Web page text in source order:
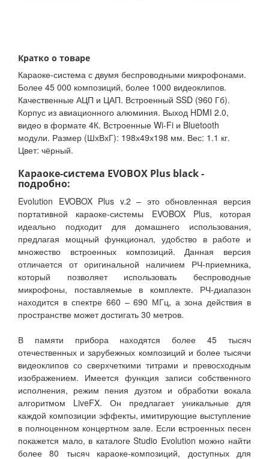
Кратко о товаре
Караоке-система с двумя беспроводными микрофонами.
Более 45 000 композиций, более 1000 видеоклипов.
Качественные АЦП и ЦАП. Встроенный SSD (960 Гб).
Корпус из авиационного алюминия. Выход HDMI 2.0,
видео в формате 4К. Встроенные Wi-Fi и Bluetooth
модули. Размер (ШхВхГ): 198х49х198 мм. Вес: 1.1 кг.
Цвет: чёрный.
Караоке-система EVOBOX Plus black -
подробно:
Evolution EVOBOX Plus v.2 – это обновленная версия
портативной караоке-системы EVOBOX Plus, которая
идеально подходит для домашнего использования,
предлагая мощный функционал, удобство в работе и
множество встроенных композиций. Данная версия
отличается от оригинальной наличием РЧ-приемника,
который позволяет использовать беспроводные
микрофоны, поставляемые в комплекте. РЧ-диапазон
находится в спектре 660 – 690 МГц, а зона действия в
пространстве может достигать 30 метров.
В памяти прибора находятся более 45 тысяч
отечественных и зарубежных композиций и более тысячи
видеоклипов со сверхчеткими титрами и превосходным
изображением. Имеется функция записи собственного
исполнения, режим пения дуэтом и обработки вокала
алгоритмом LiveFX. Он предлагает уникальные для
каждой композиции эффекты, имитирующие выступление
в полноценном концертном зале. Если встроенных песен
покажется мало, в каталоге Studio Evolution можно найти
более 80 тысяч караоке-композиций, доступных для